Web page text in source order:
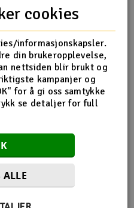
Borders & Barrier
cookies
informasjonskapsler.
din brukeropplevelse,
nettsiden blir brukt og
kampanjer og
for å gi oss samtykke
se detaljer for full
ALLE